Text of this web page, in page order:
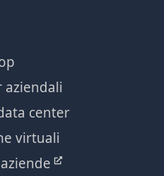
aziendali
center
virtuali